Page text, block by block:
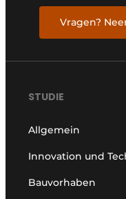
Vragen?
STUDIE
Allgemein
Innovation und
Bauvorhaben